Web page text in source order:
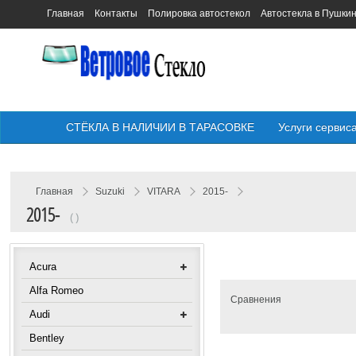
Главная Контакты Полировка автостекол Автостекла в
СТЁКЛА В НАЛИЧИИ В ТАРАСОВКЕ Услуги
Главная Suzuki VITARA 2015-
2015- ( )
Acura
Alfa Romeo
Audi
Bentley
Сравнения